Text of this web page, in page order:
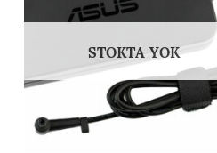
STOKTA YOK